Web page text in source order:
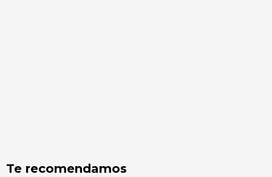
Te recomendamos